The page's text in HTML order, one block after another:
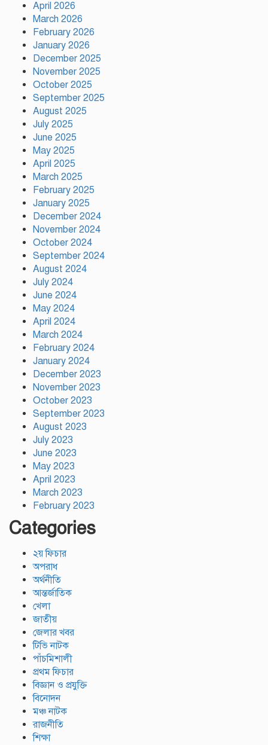
জমিয়ত
দুর্গাপূজায় আসছে সালমার নতুন গান,
রেকর্ড সম্পন্ন
April 2026
March 2026
February 2026
January 2026
December 2025
November 2025
October 2025
September 2025
August 2025
July 2025
June 2025
May 2025
April 2025
March 2025
February 2025
January 2025
December 2024
November 2024
October 2024
September 2024
August 2024
July 2024
June 2024
May 2024
April 2024
March 2024
February 2024
January 2024
December 2023
November 2023
October 2023
September 2023
August 2023
July 2023
June 2023
May 2023
April 2023
March 2023
February 2023
Categories
২য় ফিচার
অপরাধ
অর্থনীতি
আন্তর্জাতিক
খেলা
জাতীয়
জেলার খবর
টিভি নাটক
পাঁচমিশালী
প্রথম ফিচার
বিজ্ঞান ও প্রযুক্তি
বিনোদন
মঞ্চ নাটক
রাজনীতি
শিক্ষা